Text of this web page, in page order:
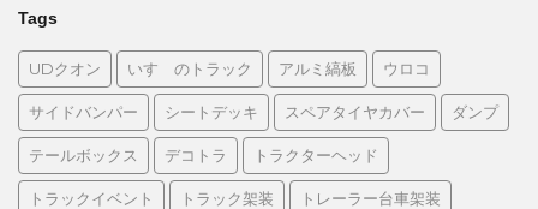
Tags
UDクオン いすゞのトラック アルミ縞板 ウロコ
サイドバンパー シートデッキ スペアタイヤカバー ダンプ
テールボックス デコトラ トラクターヘッド
トラックイベント トラック架装 トレーラー台車架装